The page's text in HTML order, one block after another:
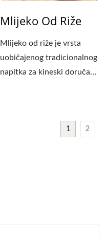
Mlijeko Od Riže
Mlijeko od riže je vrsta
uobičajenog tradicionalnog
napitka za kineski doručak.
1 2